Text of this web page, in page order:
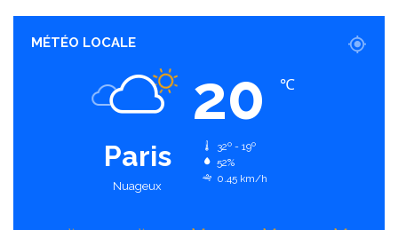
MÉTÉO LOCALE
Paris
Nuageux
20 ℃
32º - 19º
52%
0.45 km/h